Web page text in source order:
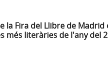
la Fira del Llibre de Madrid
més literàries de l'any del